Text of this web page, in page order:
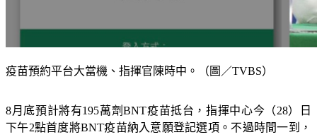
下午2點首度將BNT疫苗納入意願登記選項。不過時間一到，
大批民眾湧入公費疫苗預約平台，導致系統大塞車，就有網友